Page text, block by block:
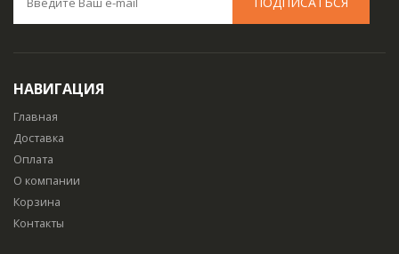
НАВИГАЦИЯ
Главная
Доставка
Оплата
О компании
Корзина
Контакты